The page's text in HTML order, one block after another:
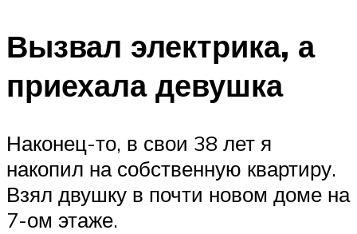
Вызвал электрика, а
приехала девушка
Наконец-то, в свои 38 лет я
накопил на собственную квартиру.
Взял двушку в почти новом доме на
7-ом этаже.